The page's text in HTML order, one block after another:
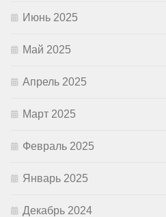
Июнь 2025
Май 2025
Апрель 2025
Март 2025
Февраль 2025
Январь 2025
Декабрь 2024